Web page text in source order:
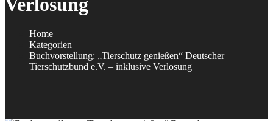
Verlosung
Home
Kategorien
Buchvorstellung: „Tierschutz genießen“ Deutscher
Tierschutzbund e.V. – inklusive Verlosung